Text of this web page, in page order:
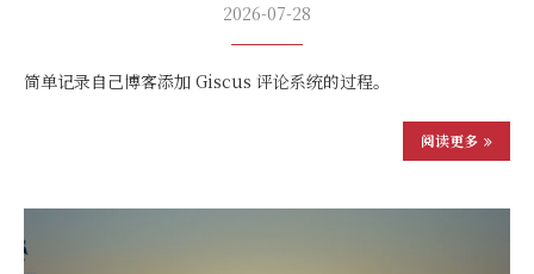
2026-07-28
简单记录自己博客添加 Giscus 评论系统的过程。
阅读更多